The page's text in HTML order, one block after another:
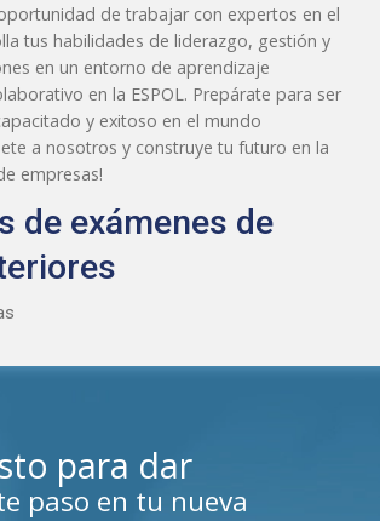
de trabajar con expertos en el
tus habilidades de liderazgo, gestión y
en un entorno de aprendizaje
en la ESPOL. Prepárate para ser
y exitoso en el mundo
a nosotros y construye tu futuro en la
empresas!
de exámenes de
para dar
paso en tu nueva